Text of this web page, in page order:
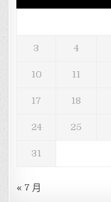
3 4
10 11
17 18
24 25
31
« 7 月